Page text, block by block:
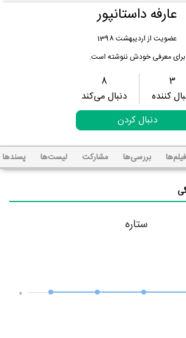
عارفه داستانپور
عضویت از اردیبهشت 1398
برای معرفی خودش ننوشته است.
3
کننده
8
دنبال می‌کند
دنبال کردن
فیلم‌ها بررسی‌ها مشارکت لیست‌ها پسند‌ها
0
ستاره